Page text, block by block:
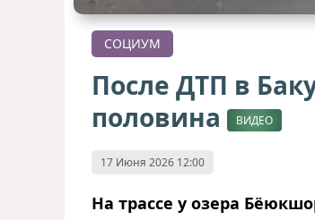
СОЦИУМ
После ДТП в
половина
ВИДЕО
17 Июня 2026 12:00
На трассе у озера